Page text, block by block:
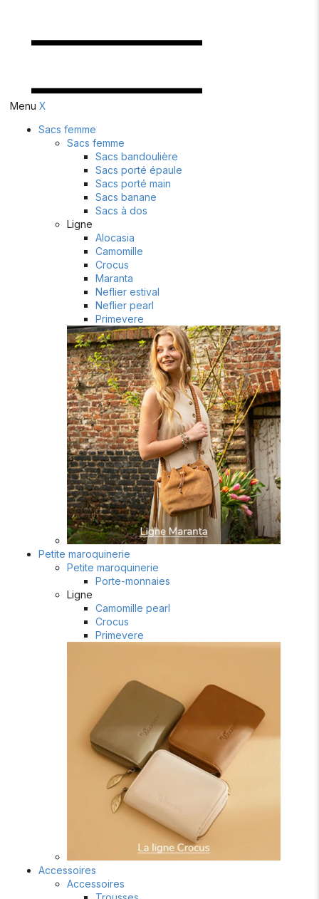
Menu X
Sacs femme
Sacs femme
Sacs bandoulière
Sacs porté épaule
Sacs porté main
Sacs banane
Sacs à dos
Ligne
Alocasia
Camomille
Crocus
Maranta
Neflier estival
Neflier pearl
Primevere
Petite maroquinerie
Petite maroquinerie
Porte-monnaies
Ligne
Camomille pearl
Crocus
Primevere
Accessoires
Accessoires